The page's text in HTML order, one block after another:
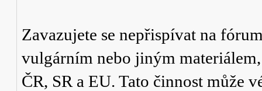
Zavazujete se nepřispívat na
vulgárním nebo jiným
ČR, SR a EU. Tato činnost může